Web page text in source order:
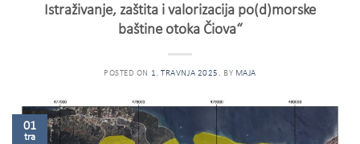
Istraživanje, zaštita i valorizacija po(d)morske
baštine otoka Čiova“
POSTED ON 1. TRAVNJA 2025. BY MAJA
01
tra